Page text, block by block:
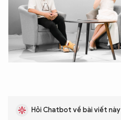
Hỏi Chatbot về bài viết này